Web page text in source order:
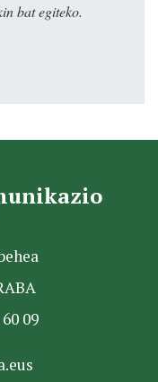
bat egiteko.
09